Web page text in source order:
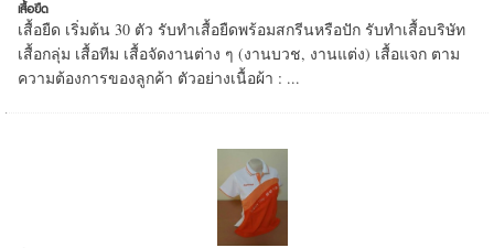
เสื้อยืด
เสื้อยืด เริ่มต้น 30 ตัว รับทำเสื้อยืดพร้อมสกรีนหรือปัก รับทำเสื้อบริษัท
เสื้อกลุ่ม เสื้อทีม เสื้อจัดงานต่าง ๆ (งานบวช, งานแต่ง) เสื้อแจก ตาม
ความต้องการของลูกค้า ตัวอย่างเนื้อผ้า : ...